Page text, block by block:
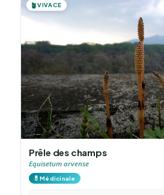
🪴VIVACE
Prêle des champs
Equisetum arvense
💊Médicinale